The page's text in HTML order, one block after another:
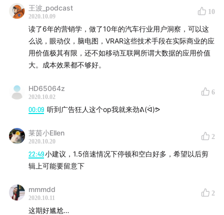
你难道要为了那个就抛开一切结婚生子么？你感受不到
爱情是因为爱根本不存在。你所谓爱情的东西是我这种
卖尼龙丝袜的家伙捏造出来的。
广告狂人所描述的六十年代，民用消费猛增，电视等新
的大众媒体兴起，对如何促进市场营销的研究也变成了
一个热门的学界话题。这个话题甚至从商业研究里出
圈，涉及到了心理学和神经科学领域。今
了 反对消费主义的 消费者心理学家彗星来为我们介绍
一下 神经科学在市场营销领域的跨界。
01:38
王波_podcast
2020.10.09
10
读了6年的营销学，做了10年的汽车行业用户洞察，可以这
么说，眼动仪，脑电图，VRAR这些技术手段在实际商业的应
用价值极其有限，还不如移动互联网所谓大数据的应用价值
大。成本效果都不够好。
HD65064z
2020.10.02
6
00:09 听到广告狂人这个op我就来劲ᕕ(ᐛ)ᕗ
莱茵小Ellen
2020.10.20
2
22:49小建议，1.5倍速情况下停顿和空白好多，希望以后剪
辑上可能要留意下
mmmdd
2020.10.11
2
这期好尴尬…